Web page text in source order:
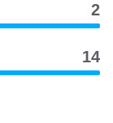
2
14